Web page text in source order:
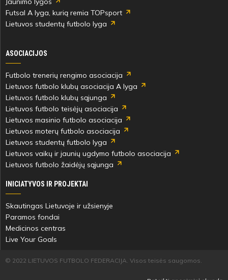
Futsal A lyga, kurią remia TOPsport
Lietuvos studentų futbolo lyga
ASOCIACIJOS
Futbolo trenerių rengimo asociacija
Lietuvos futbolo klubų asociacija A lyga
Lietuvos futbolo klubų sąjunga
Lietuvos futbolo teisėjų asociacija
Lietuvos masinio futbolo asociacija
Lietuvos moterų futbolo asociacija
Lietuvos studentų futbolo lyga
Lietuvos vaikų ir jaunių ugdymo futbolo asociacija
Lietuvos futbolo žaidėjų sąjunga
INICIATYVOS IR PROJEKTAI
Skautingas Lietuvoje ir užsienyje
Paramos fondai
Medicinos centras
Live Your Goals
© 2022 LIETUVOS FUTBOLO FEDERACIJA. Visos teisės saugomos.